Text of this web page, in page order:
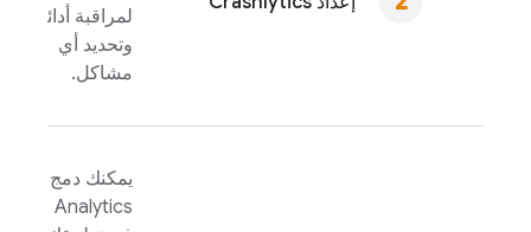
لمراقبة أدائه
وتحديد أي
مشاكل.
يمكنك دمج
Analytics